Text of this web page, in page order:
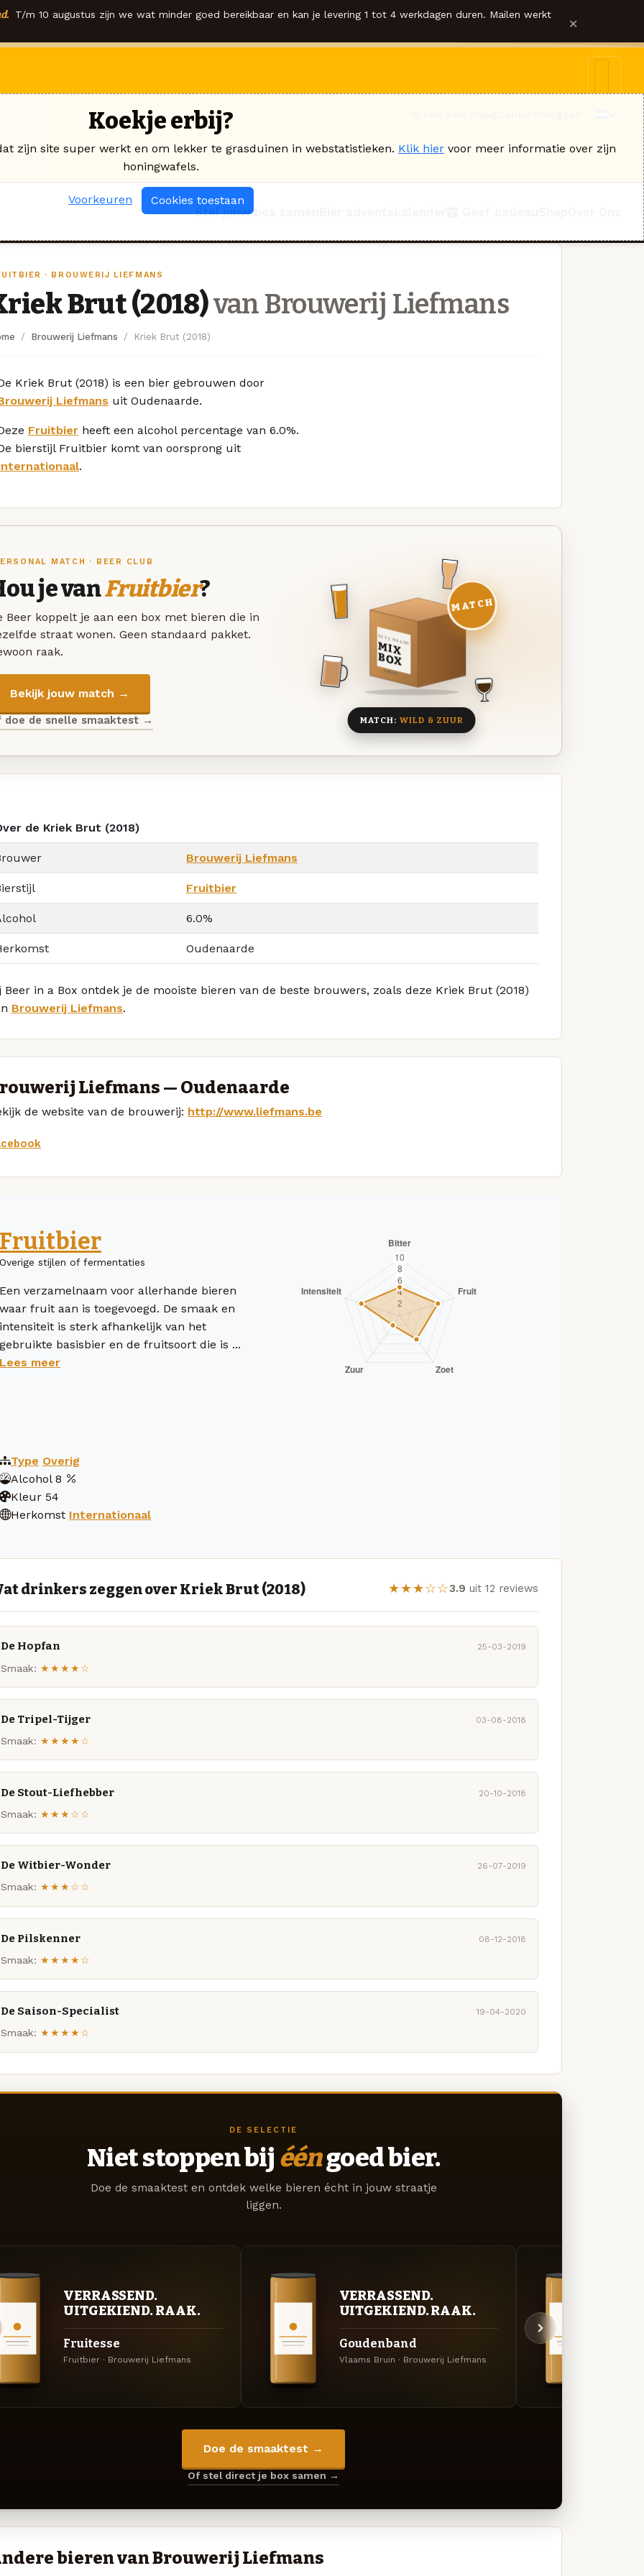
T/m 10 augustus zijn we wat minder goed bereikbaar en kan je levering 1 tot 4 werkdagen duren. Mailen werkt ×
Stel jouw box samen
· BROUWERIJ LIEFMANS
Brut (2018)van Brouwerij Liefmans
Brouwerij Liefmans Kriek Brut (2018)
Kriek Brut (2018) is een bier gebrouwen door
Liefmans uit Oudenaarde.
Fruitbier heeft een alcohol percentage van 6.0%.
bierstijl Fruitbier komt van oorsprong uit
.
MATCH · BEER CLUB
je vanFruitbier?
Beer koppelt je aan een box met bieren die in
straat wonen. Geen standaard pakket.
raak.
Bekijk jouw match →
doe de snelle smaaktest →
DEZE MAAND
MIX
BOX
8 BIEREN
MATCH
MATCH: WILD & ZUUR
de Kriek Brut (2018)
Brouwerij Liefmans
Fruitbier
6.0%
Oudenaarde
Beer in a Box ontdek je de mooiste bieren van de beste brouwers, zoals deze Kriek Brut (2018)
Brouwerij Liefmans.
Liefmans — Oudenaarde
de website van de brouwerij: http://www.liefmans.be
Fruitbier
Overige stijlen of fermentaties
Een verzamelnaam voor allerhande bieren
waar fruit aan is toegevoegd. De smaak en
intensiteit is sterk afhankelijk van het
gebruikte basisbier en de fruitsoort die is ...
Lees meer
Type Overig
Alcohol 8
Kleur 54
Herkomst Internationaal
drinkers zeggen over Kriek Brut (2018) ★★★☆☆3.9 uit 12 reviews
De Hopfan 25-03-2019
Smaak: ★★★★☆
De Tripel-Tijger 03-08-2018
Smaak: ★★★★☆
De Stout-Liefhebber 20-10-2018
Smaak: ★★★☆☆
De Witbier-Wonder 26-07-2019
Smaak: ★★★☆☆
De Pilskenner 08-12-2018
Smaak: ★★★★☆
De Saison-Specialist 19-04-2020
Smaak: ★★★★☆
DE SELECTIE
Niet stoppen bij ééngoed bier.
Doe de smaaktest en ontdek welke bieren écht in jouw straatje
liggen.
VERRASSEND.
UITGEKIEND. RAAK.
Fruitesse
Fruitbier · Brouwerij Liefmans
VERRASSEND.
UITGEKIEND. RAAK.
Goudenband
Vlaams Bruin · Brouwerij Liefmans
Doe de smaaktest →
Of stel direct je box samen →
bieren van Brouwerij Liefmans
Koekje erbij?
zijn site super werkt en om lekker te grasduinen in webstatistieken. Klik hier voor meer informatie over zijn
honingwafels.
Voorkeuren Cookies toestaan